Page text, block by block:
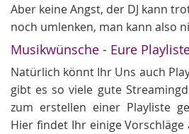
Aber keine Angst, der DJ kann
noch umlenken, man kann also
Musikwünsche - Eure
Natürlich könnt Ihr Uns auch
gibt es so viele gute
zum erstellen einer Playliste
Hier findet Ihr einige